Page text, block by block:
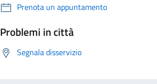
Prenota un appuntamento
Problemi in città
Segnala disservizio